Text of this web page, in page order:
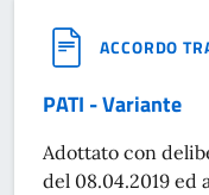
ACCORDO
PATI - Variante
Adottato con
del 08.04.2019 ed